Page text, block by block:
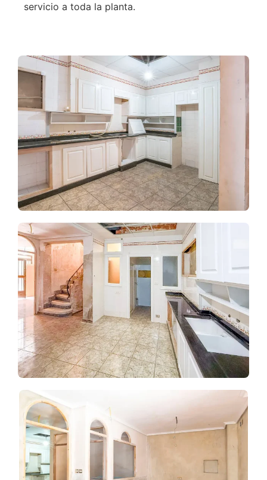
servicio a toda la planta.